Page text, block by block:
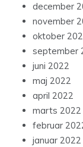
december
november
oktober
september
juni 2022
maj 2022
april 2022
marts 2022
februar
januar 2022